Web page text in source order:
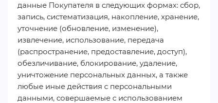
данные Покупателя в следующих формах: сбор,
запись, систематизация, накопление, хранение,
уточнение (обновление, изменение),
извлечение, использование, передача
(распространение, предоставление, доступ),
обезличивание, блокирование, удаление,
уничтожение персональных данных, а также
любые иные действия с персональными
данными, совершаемые с использованием